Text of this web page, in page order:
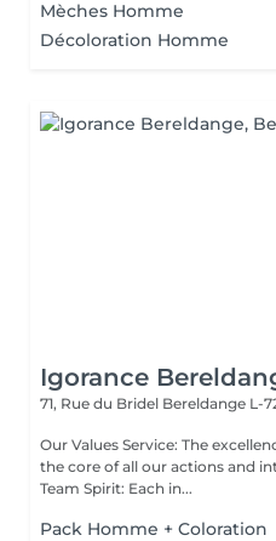
Mèches Homme
Décoloration Homme
Igorance
71, Rue du Bridel Bereldange L-
Our Values Service: The excellence in hairdressing service is at
the core of all our actions and
Team Spirit: Each in...
Pack Homme + Coloration